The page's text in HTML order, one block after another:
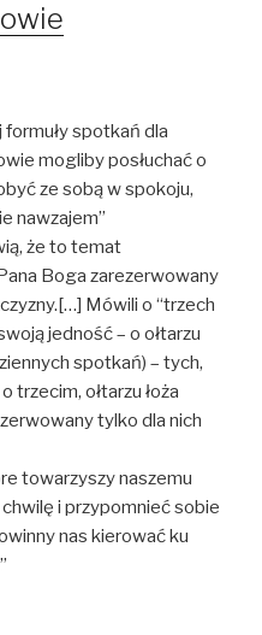
formuły spotkań dla
mogliby posłuchać o
ze sobą w spokoju,
nawzajem”
że to temat
Boga zarezerwowany
Mówili o “trzech
jedność – o ołtarzu
spotkań) – tych,
trzecim, ołtarzu łoża
tylko dla nich
towarzyszy naszemu
i przypomnieć sobie
nas kierować ku